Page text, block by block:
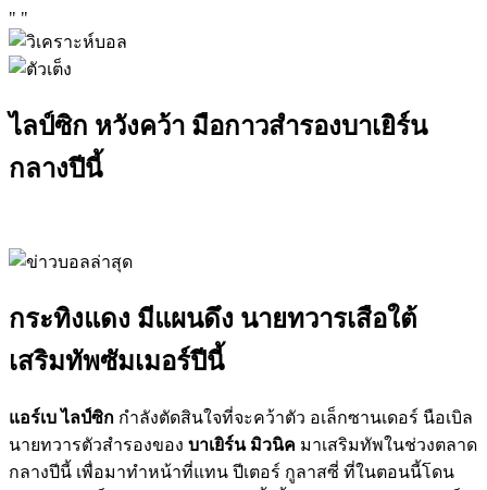
" "
ไลป์ซิก หวังคว้า มือกาวสำรองบาเยิร์น
กลางปีนี้
กระทิงแดง มีแผนดึง นายทวารเสือใต้
เสริมทัพซัมเมอร์ปีนี้
แอร์เบ ไลป์ซิก กำลังตัดสินใจที่จะคว้าตัว อเล็กซานเดอร์ นือเบิล
นายทวารตัวสำรองของ บาเยิร์น มิวนิค มาเสริมทัพในช่วงตลาด
กลางปีนี้ เพื่อมาทำหน้าที่แทน ปีเตอร์ กูลาสซี่ ที่ในตอนนี้โดน